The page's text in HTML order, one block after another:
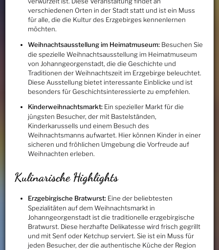
verschiedenen Orten in der Stadt statt und ist ein Muss
für alle, die die Kultur des Erzgebirges kennenlernen
möchten.
Weihnachtsausstellung im Heimatmuseum:Besuchen Sie
die spezielle Weihnachtsausstellung im Heimatmuseum
von Johanngeorgenstadt, die die Geschichte und
Traditionen der Weihnachtszeit im Erzgebirge beleuchtet.
Diese Ausstellung bietet interessante Einblicke und ist
besonders für Geschichtsinteressierte zu empfehlen.
Kinderweihnachtsmarkt:Ein spezieller Markt für die
jüngsten Besucher, der mit Bastelständen,
Kinderkarussells und einem Besuch des
Weihnachtsmanns aufwartet. Hier können Kinder in einer
sicheren und fröhlichen Umgebung die Vorfreude auf
Weihnachten erleben.
Kulinarische Highlights
Erzgebirgische Bratwurst:Eine der beliebtesten
Spezialitäten auf dem Weihnachtsmarkt in
Johanngeorgenstadt ist die traditionelle erzgebirgische
Bratwurst. Diese herzhafte Delikatesse wird frisch gegrillt
und mit Senf oder Ketchup serviert. Sie ist ein Muss für
jeden Besucher, der die authentische Küche der Region